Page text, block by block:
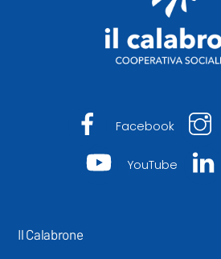
Facebook
YouTube
Il Calabrone